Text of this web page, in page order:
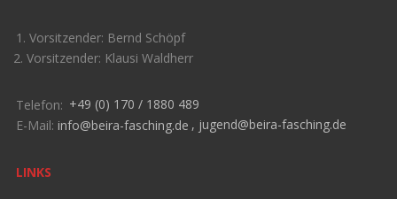
1. Vorsitzender: Bernd Schöpf
2. Vorsitzender: Klausi Waldherr
Telefon: +49 (0) 170 / 1880 489
E-Mail: info@beira-fasching.de , jugend@beira-fasching.de
LINKS